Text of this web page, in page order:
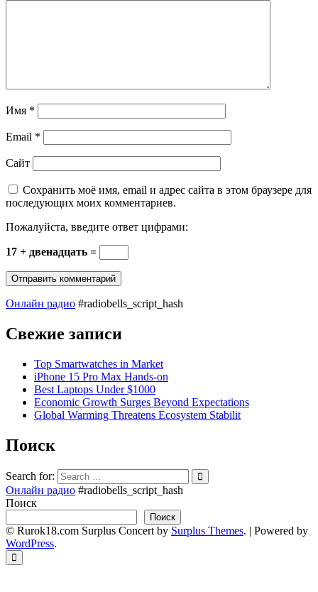
Имя *
Email *
Сайт
Сохранить моё имя, email и адрес сайта в этом браузере для
последующих моих комментариев.
Пожалуйста, введите ответ цифрами:
17 + двенадцать =
Онлайн радио #radiobells_script_hash
Свежие записи
Top Smartwatches in Market
iPhone 15 Pro Max Hands-on
Best Laptops Under $1000
Economic Growth Surges Beyond Expectations
Global Warming Threatens Ecosystem Stabilit
Поиск
Search for:
Онлайн радио #radiobells_script_hash
Поиск
Поиск
© Rurok18.com Surplus Concert by Surplus Themes. | Powered by
WordPress.